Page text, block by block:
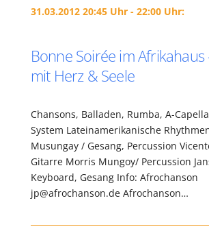
31.03.2012 20:45 Uhr - 22:00 Uhr:
Bonne Soirée im Afrikahaus
mit Herz & Seele
Chansons, Balladen, Rumba, A-
System Lateinamerikanische
Musungay / Gesang, Percussion
Gitarre Morris Mungoy/ Percussion
Keyboard, Gesang Info: Afrochanson
jp@afrochanson.de Afrochanson…